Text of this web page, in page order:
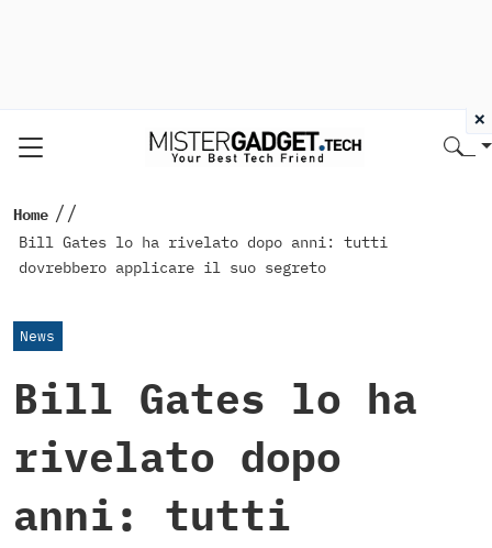
Home //
Bill Gates lo ha rivelato dopo anni: tutti
dovrebbero applicare il suo segreto
News
Bill Gates lo ha
rivelato dopo
anni: tutti
×